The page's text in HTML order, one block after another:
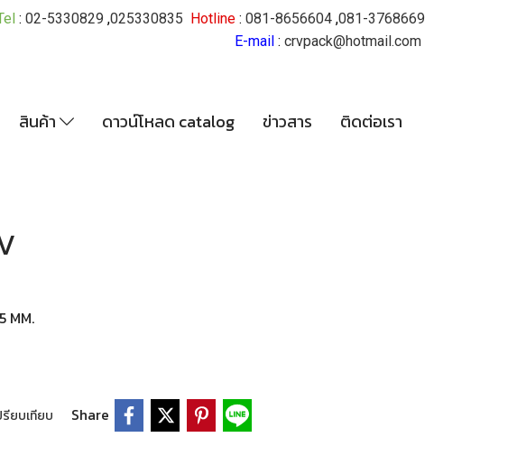
: 02-5330829 ,025330835 Hotline : 081-8656604 ,081-3768669
E-mail : crvpack@hotmail.com
สินค้า ดาวน์โหลด catalog ข่าวสาร ติดต่อเรา
MM.
รียบเทียบ Share